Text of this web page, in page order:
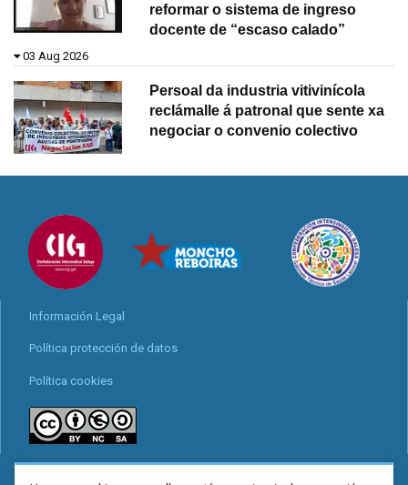
reformar o sistema de ingreso
docente de “escaso calado”
03 Aug 2026
Persoal da industria vitivinícola
reclámalle á patronal que sente xa
negociar o convenio colectivo
Información Legal
Política protección de datos
Política cookies